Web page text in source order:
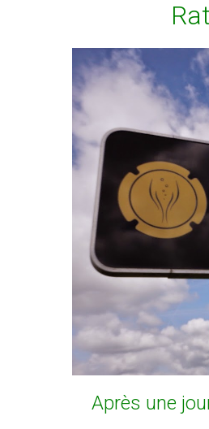
Après une